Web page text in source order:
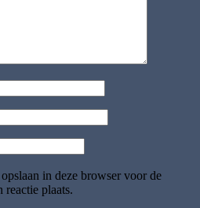
in deze browser voor de
reactie plaats.